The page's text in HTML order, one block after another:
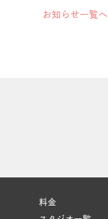
お知らせ一覧へ
料金